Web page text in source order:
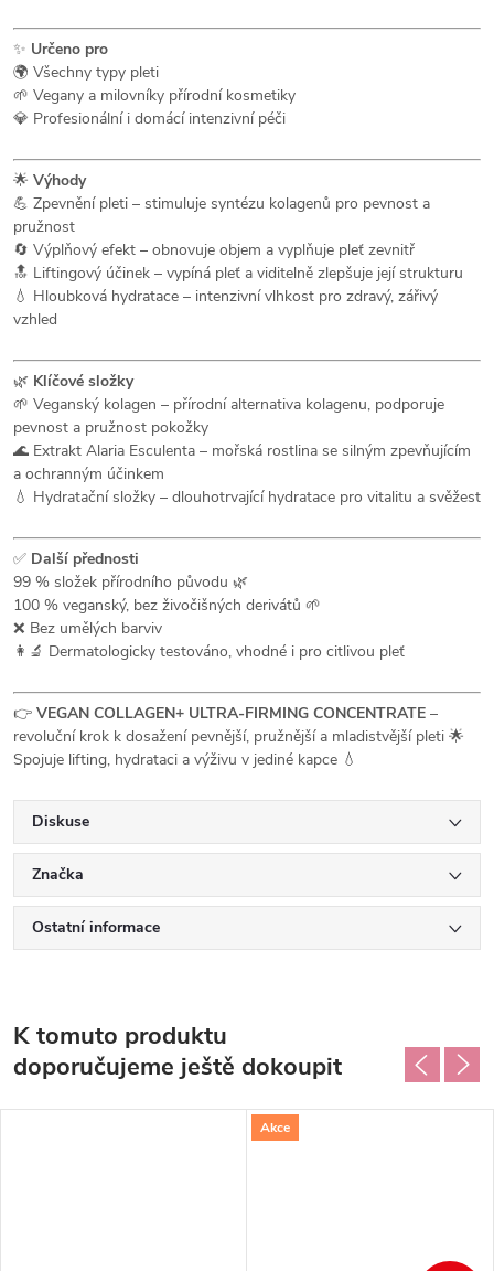
✨ Určeno pro
🌍 Všechny typy pleti
🌱 Vegany a milovníky přírodní kosmetiky
💎 Profesionální i domácí intenzivní péči
🌟 Výhody
💪 Zpevnění pleti – stimuluje syntézu kolagenů pro pevnost a
pružnost
🔄 Výplňový efekt – obnovuje objem a vyplňuje pleť zevnitř
🔝 Liftingový účinek – vypíná pleť a viditelně zlepšuje její strukturu
💧 Hloubková hydratace – intenzivní vlhkost pro zdravý, zářivý
vzhled
🌿 Klíčové složky
🌱 Veganský kolagen – přírodní alternativa kolagenu, podporuje
pevnost a pružnost pokožky
🌊 Extrakt Alaria Esculenta – mořská rostlina se silným zpevňujícím
a ochranným účinkem
💧 Hydratační složky – dlouhotrvající hydratace pro vitalitu a svěžest
✅ Další přednosti
99 % složek přírodního původu 🌿
100 % veganský, bez živočišných derivátů 🌱
❌ Bez umělých barviv
👩‍🔬 Dermatologicky testováno, vhodné i pro citlivou pleť
👉 VEGAN COLLAGEN+ ULTRA-FIRMING CONCENTRATE –
revoluční krok k dosažení pevnější, pružnější a mladistvější pleti 🌟
Spojuje lifting, hydrataci a výživu v jediné kapce 💧
Diskuse
Značka
Ostatní informace
K tomuto produktu
doporučujeme ještě dokoupit
Akce